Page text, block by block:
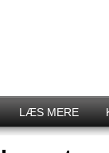
LÆS MERE